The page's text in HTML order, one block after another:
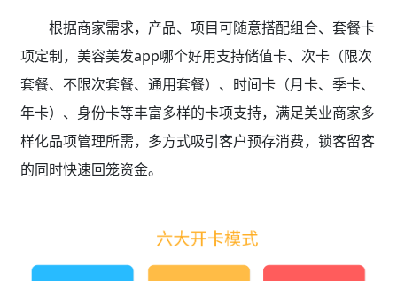
根据商家需求，产品、项目可随意搭配组合、套餐卡
项定制，美容美发app哪个好用支持储值卡、次卡（限次
套餐、不限次套餐、通用套餐）、时间卡（月卡、季卡、
年卡）、身份卡等丰富多样的卡项支持，满足美业商家多
样化品项管理所需，多方式吸引客户预存消费，锁客留客
的同时快速回笼资金。